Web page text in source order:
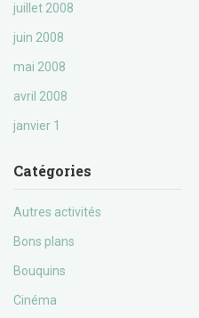
juillet 2008
juin 2008
mai 2008
avril 2008
janvier 1
Catégories
Autres activités
Bons plans
Bouquins
Cinéma